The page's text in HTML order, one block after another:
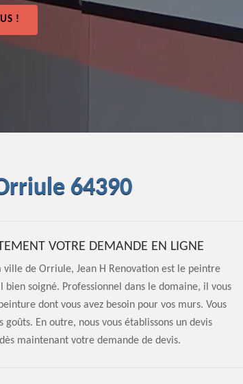
!
64390
VOTRE DEMANDE EN LIGNE
de Orriule, Jean H Renovation est le peintre
bien soigné. Professionnel dans le domaine, il vous
dont vous avez besoin pour vos murs. Vous
En outre, nous vous établissons un devis
maintenant votre demande de devis.